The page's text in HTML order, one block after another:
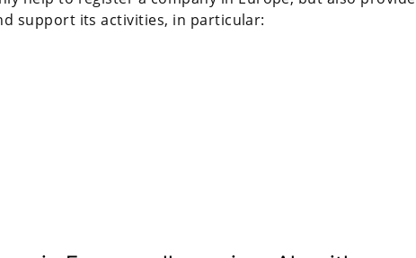
support its activities, in particular: